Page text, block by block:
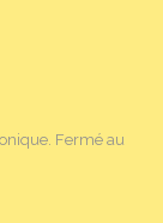
Fermé au